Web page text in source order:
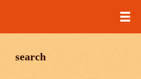
メ
search